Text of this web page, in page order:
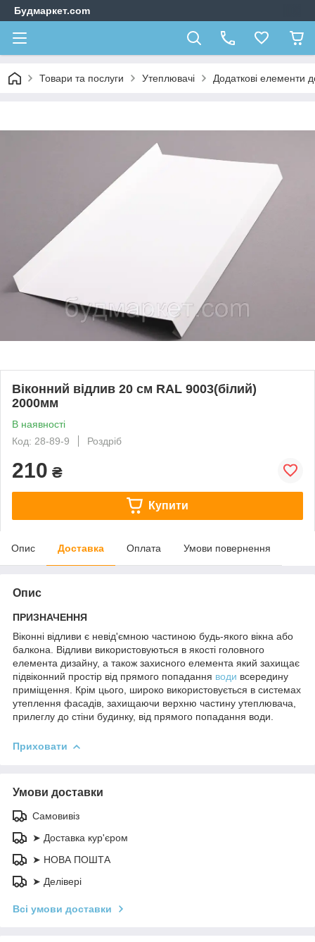
Будмаркет.com
Товари та послуги Утеплювачі Додаткові елементи
Віконний відлив 20 см RAL 9003(білий)
2000мм
В наявності
Код: 28-89-9
Роздріб
210 ₴
Купити
Опис Доставка Оплата Умови повернення
Опис
ПРИЗНАЧЕННЯ
Віконні відливи є невід'ємною частиною будь-якого вікна або
балкона. Відливи використовуються в якості головного
елемента дизайну, а також захисного елемента який захищає
підвіконний простір від прямого попадання води всередину
приміщення. Крім цього, широко використовується в системах
утеплення фасадів, захищаючи верхню частину утеплювача,
прилеглу до стіни будинку, від прямого попадання води.
Приховати
Умови доставки
Самовивіз
➤ Доставка кур'єром
➤ НОВА ПОШТА
➤ Делівері
Всі умови доставки